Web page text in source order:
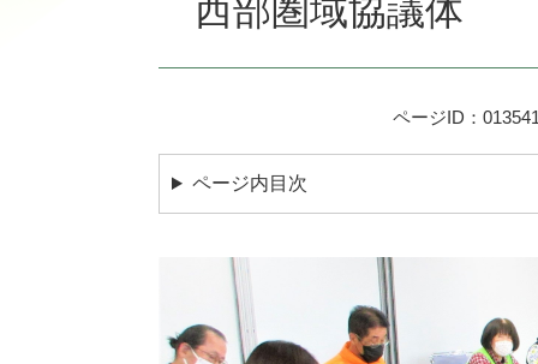
西部圏域協議体
ページID：
ページ内目次